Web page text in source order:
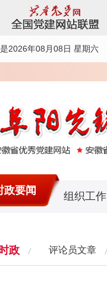
2026年08月08日 星期六
政要闻 组织工作
政 评论员文章